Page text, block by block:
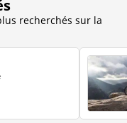
recherchés sur la